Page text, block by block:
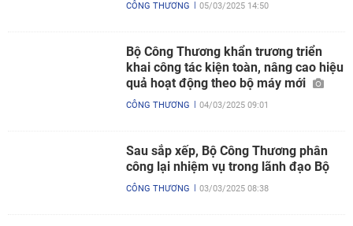
CÔNG THƯƠNG 05/03/2025 14:50
Bộ Công Thương khẩn trương triển
khai công tác kiện toàn, nâng cao hiệu
quả hoạt động theo bộ máy mới
CÔNG THƯƠNG 04/03/2025 09:01
Sau sắp xếp, Bộ Công Thương phân
công lại nhiệm vụ trong lãnh đạo Bộ
CÔNG THƯƠNG 03/03/2025 08:38